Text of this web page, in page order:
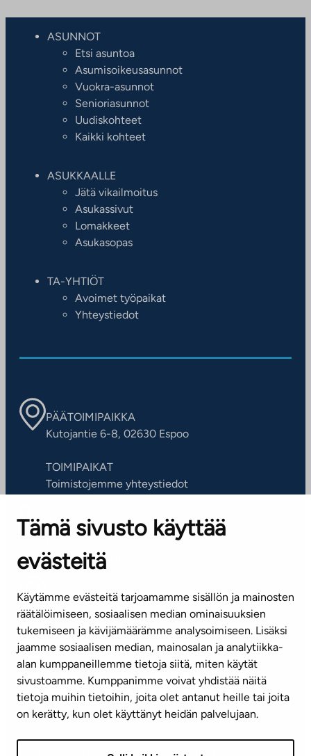
Tämä sivusto käyttää
evästeitä
Käytämme evästeitä tarjoamamme sisällön ja mainosten
räätälöimiseen, sosiaalisen median ominaisuuksien
tukemiseen ja kävijämäärämme analysoimiseen. Lisäksi
jaamme sosiaalisen median, mainosalan ja analytiikka-
alan kumppaneillemme tietoja siitä, miten käytät
sivustoamme. Kumppanimme voivat yhdistää näitä
tietoja muihin tietoihin, joita olet antanut heille tai joita
on kerätty, kun olet käyttänyt heidän palvelujaan.
ASUNNOT
Etsi asuntoa
Asumisoikeusasunnot
Vuokra-asunnot
Senioriasunnot
Uudiskohteet
Kaikki kohteet
ASUKKAALLE
Jätä vikailmoitus
Asukassivut
Lomakkeet
Asukasopas
TA-YHTIÖT
Avoimet työpaikat
Yhteystiedot
PÄÄTOIMIPAIKKA
Kutojantie 6-8, 02630 Espoo
TOIMIPAIKAT
Toimistojemme yhteystiedot
ASIAKASPALVELUKESKUS
Puh. 045 7734 3777
(arkisin klo 8-16)
info@ta.fi
Tilaa uutiskirje
Mediapankki